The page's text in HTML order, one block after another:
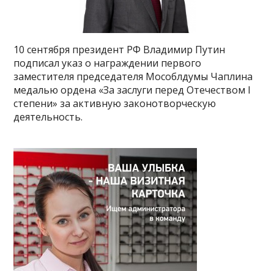
10 сентября президент РФ Владимир Путин
подписал указ о награждении первого
заместителя председателя Мособлдумы Чаплина
медалью ордена «За заслуги перед Отечеством I
степени» за активную законотворческую
деятельность.